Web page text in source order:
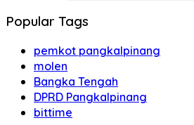
Popular Tags
pemkot pangkalpinang
molen
Bangka Tengah
DPRD Pangkalpinang
bittime